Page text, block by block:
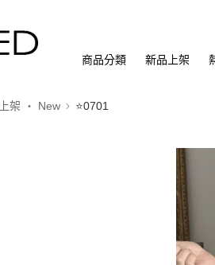
商品分類 新品上架
架 ‧ New ⭐0701